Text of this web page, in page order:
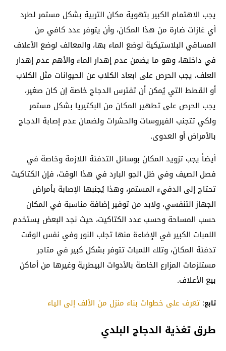
يجب الاهتمام الكبير بتهوية مكان التربية بشكل مستمر لطرد
أي غازات ضارة من هذا المكان، وأن يتوفر عدد كافي من
المساقي البلاستيكية لوضع الماء بها، والمعالف لوضع الأعلاف
في داخلها، وهو ما يضمن عدم إهدار الماء والأهم عدم إهدار
العلف، يجب الحرص على ابعاد الكلاب عن الحيوانات مثل الكلاب
أو القطط التي يُمكن أن تفترس الدجاج خاصة إن كان صغير،
يجب الحرص على تطهير المكان من البكتيريا بشكل مستمر
ولكي تتجنب الفيروسات والحشرات ولضمان عدم إصابة الدجاج
بالأمراض أو العدوى.
أيضاً يجب تزويد المكان بوسائل التدفئة اللازمة وخاصة في
فصل الصيف وفي ظل الجو البارد في هذا الوقت، فإن الكتاكيت
تحتاج إلى الدفيء المستمر، وهذا يُجنبها الإصابة بأمراض
الجهاز التنفسي، ولابد من توفير إضافة مناسبة في المكان
حسب المساحة وحسب عدد الكتاكيت، حيث نجد البعض يستخدم
اللمبات الكبير في الإضاءة منها تجلب النور وفي نفس الوقت
تدفئة المكان، وتلك اللمبات تتوفر بشكل كبير في متاجر
مستلزمات المزارع الخاصة بالأدوات البيطرية وغيرها من أماكن
بيع الأعلاف.
تابع: تعرف على خطوات بناء منزل من الألف إلى الياء
طرق تغذية الدجاج البلدي